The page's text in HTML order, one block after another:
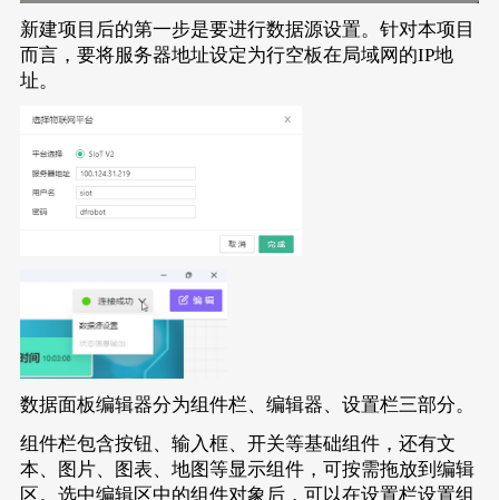
新建项目后的第一步是要进行数据源设置。针对本项目
而言，要将服务器地址设定为行空板在局域网的IP地
址。
数据面板编辑器分为组件栏、编辑器、设置栏三部分。
组件栏包含按钮、输入框、开关等基础组件，还有文
本、图片、图表、地图等显示组件，可按需拖放到编辑
区。选中编辑区中的组件对象后，可以在设置栏设置组